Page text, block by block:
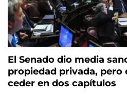
El Senado dio media
propiedad privada, pero
ceder en dos capítulos